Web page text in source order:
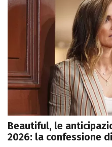
Beautiful, le
2026: la confessione